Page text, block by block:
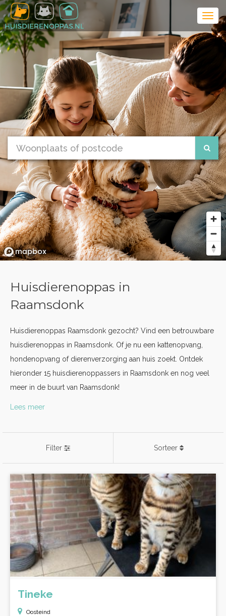
Huisdierenoppas in
Raamsdonk
Huisdierenoppas Raamsdonk gezocht? Vind een betrouwbare
huisdierenoppas in Raamsdonk. Of je nu een kattenopvang,
hondenopvang of dierenverzorging aan huis zoekt. Ontdek
hieronder 15 huisdierenoppassers in Raamsdonk en nog veel
meer in de buurt van Raamsdonk!
Lees meer
Filter Sorteer
Tineke
Oosteind